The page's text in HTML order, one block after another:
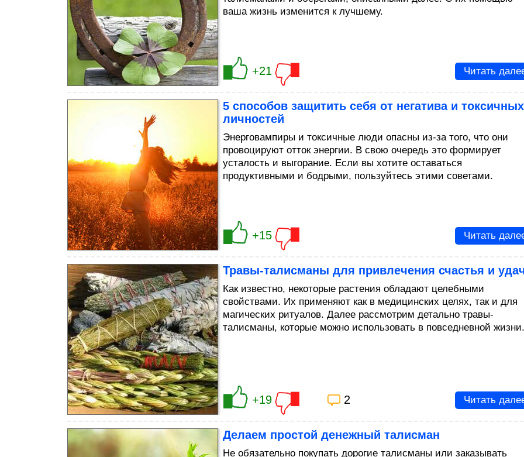
ваша жизнь изменится к лучшему.
+21 Читать
5 способов защитить себя от негатива и токсичных
личностей
Энерговампиры и токсичные люди опасны из-за того, что они
провоцируют отток энергии. В свою очередь это формирует
усталость и выгорание. Если вы хотите оставаться
продуктивными и бодрыми, пользуйтесь этими советами.
+15 Читать
Травы-талисманы для привлечения счастья и
Как известно, некоторые растения обладают целебными
свойствами. Их применяют как в медицинских целях, так и для
магических ритуалов. Далее рассмотрим детально травы-
талисманы, которые можно использовать в повседневной жизни.
+19 2 Читать
Делаем простой денежный талисман
Не обязательно покупать дорогие талисманы или заказывать